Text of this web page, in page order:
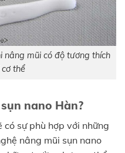
nâng mũi có độ tương thích
thể
nano Hàn?
sự phù hợp với những
nâng mũi sụn nano